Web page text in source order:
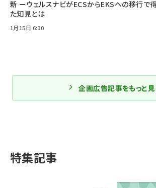
新 ーウェルスナビがECSからEKSへの移行で
た知見とは
1月15日 6:30
企画広告記事をもっと
特集記事